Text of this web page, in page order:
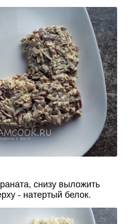
снизу выложить
- натертый белок.